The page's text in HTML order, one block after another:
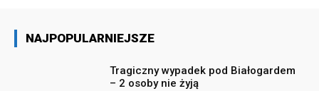
NAJPOPULARNIEJSZE
Tragiczny wypadek pod Białogardem
– 2 osoby nie żyją